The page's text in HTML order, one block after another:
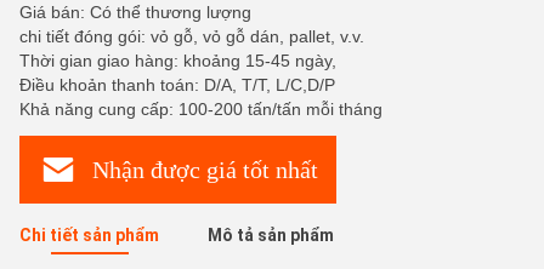
Giá bán: Có thể thương lượng
chi tiết đóng gói: vỏ gỗ, vỏ gỗ dán, pallet, v.v.
Thời gian giao hàng: khoảng 15-45 ngày,
Điều khoản thanh toán: D/A, T/T, L/C,D/P
Khả năng cung cấp: 100-200 tấn/tấn mỗi tháng
Nhận được giá tốt nhất
Chi tiết sản phẩm Mô tả sản phẩm